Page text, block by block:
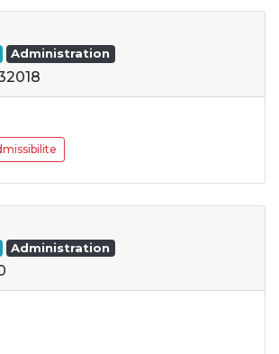
Administration
Administration